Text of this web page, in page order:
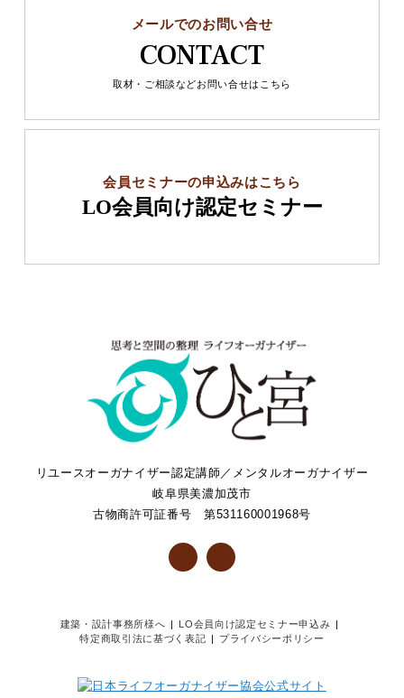
メールでのお問い合せ
CONTACT
取材・ご相談などお問い合せはこちら
会員セミナーの申込みはこちら
LO会員向け認定セミナー
リユースオーガナイザー認定講師／メンタルオーガナイザー
岐阜県美濃加茂市
古物商許可証番号 第531160001968号
建築・設計事務所様へ
LO会員向け認定セミナー申込み
特定商取引法に基づく表記
プライバシーポリシー